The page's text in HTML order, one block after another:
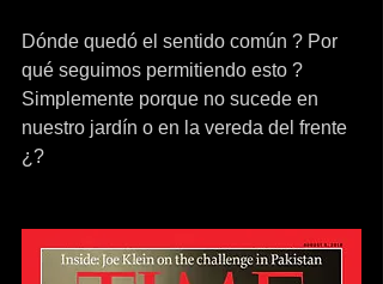
Dónde quedó el sentido común ? Por
qué seguimos permitiendo esto ?
Simplemente porque no sucede en
nuestro jardín o en la vereda del frente
¿?